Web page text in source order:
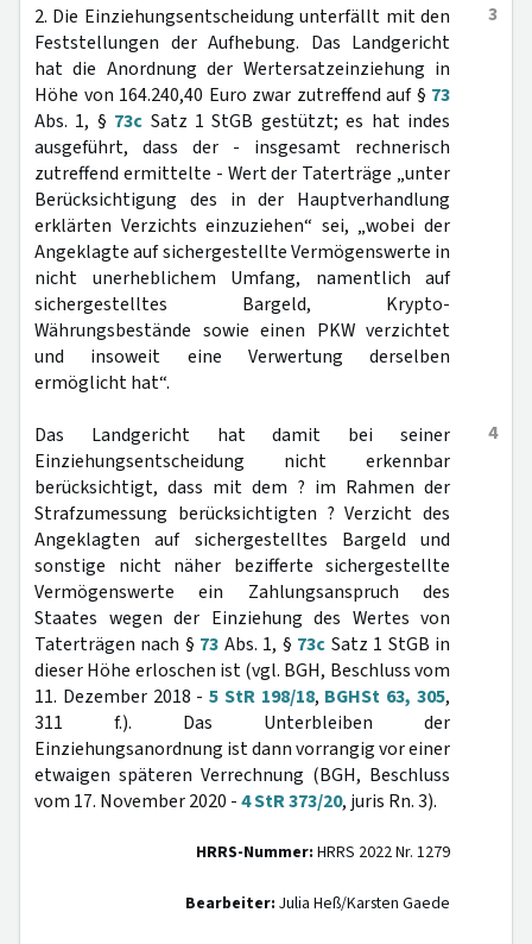
3
2. Die Einziehungsentscheidung unterfällt mit den
Feststellungen der Aufhebung. Das Landgericht
hat die Anordnung der Wertersatzeinziehung in
Höhe von 164.240,40 Euro zwar zutreffend auf § 73
Abs. 1, § 73c Satz 1 StGB gestützt; es hat indes
ausgeführt, dass der - insgesamt rechnerisch
zutreffend ermittelte - Wert der Taterträge „unter
Berücksichtigung des in der Hauptverhandlung
erklärten Verzichts einzuziehen“ sei, „wobei der
Angeklagte auf sichergestellte Vermögenswerte in
nicht unerheblichem Umfang, namentlich auf
sichergestelltes Bargeld, Krypto-
Währungsbestände sowie einen PKW verzichtet
und insoweit eine Verwertung derselben
ermöglicht hat“.
4
Das Landgericht hat damit bei seiner
Einziehungsentscheidung nicht erkennbar
berücksichtigt, dass mit dem ? im Rahmen der
Strafzumessung berücksichtigten ? Verzicht des
Angeklagten auf sichergestelltes Bargeld und
sonstige nicht näher bezifferte sichergestellte
Vermögenswerte ein Zahlungsanspruch des
Staates wegen der Einziehung des Wertes von
Taterträgen nach § 73 Abs. 1, § 73c Satz 1 StGB in
dieser Höhe erloschen ist (vgl. BGH, Beschluss vom
11. Dezember 2018 -5 StR 198/18, BGHSt 63, 305,
311 f.). Das Unterbleiben der
Einziehungsanordnung ist dann vorrangig vor einer
etwaigen späteren Verrechnung (BGH, Beschluss
vom 17. November 2020 -4 StR 373/20, juris Rn. 3).
HRRS-Nummer: HRRS 2022 Nr. 1279
Bearbeiter: Julia Heß/Karsten Gaede